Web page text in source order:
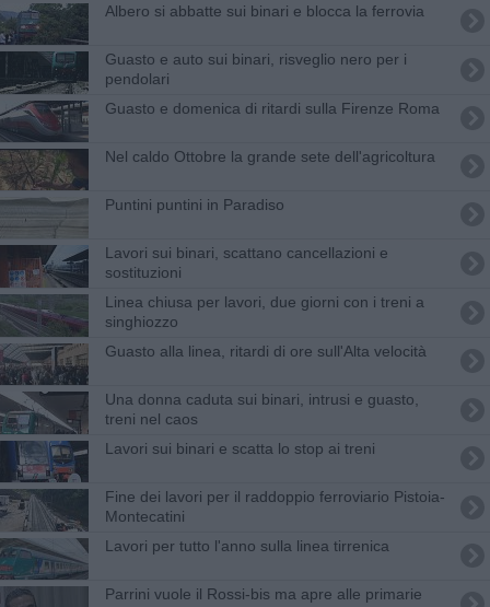
Albero si abbatte sui binari e blocca la ferrovia
Guasto e auto sui binari, risveglio nero per i
pendolari
Guasto e domenica di ritardi sulla Firenze Roma
Nel caldo Ottobre la grande sete dell'agricoltura
Puntini puntini in Paradiso
Lavori sui binari, scattano cancellazioni e
sostituzioni
Linea chiusa per lavori, due giorni con i treni a
singhiozzo
Guasto alla linea, ritardi di ore sull'Alta velocità
Una donna caduta sui binari, intrusi e guasto,
treni nel caos
Lavori sui binari e scatta lo stop ai treni
Fine dei lavori per il raddoppio ferroviario Pistoia-
Montecatini
Lavori per tutto l'anno sulla linea tirrenica
Parrini vuole il Rossi-bis ma apre alle primarie